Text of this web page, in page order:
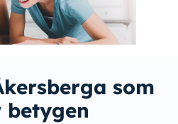
som
betygen